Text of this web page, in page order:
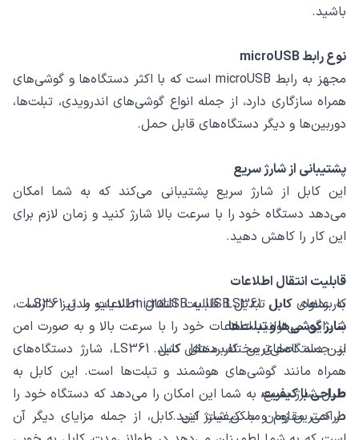
باشید.
نوع رابط microUSB
مجهز به رابط microUSB است که با اکثر دستگاه‌ها و گوشی‌های
همراه سازگاری دارد، از جمله انواع گوشی‌های اندرویدی، تبلت‌ها،
دوربین‌ها و دیگر دستگاه‌های قابل حمل.
پشتیبانی از شارژ سریع
این کابل از شارژ سریع پشتیبانی می‌کند که به شما امکان
می‌دهد دستگاه خود را با سرعت بالا شارژ کنید و زمان لازم برای
این کار را کاهش دهید.
قابلیت انتقال اطلاعات
به علاوه، کابل LS361 قابلیت انتقال اطلاعات را نیز داراست،
بنابراین می‌توانید اطلاعات خود را با سرعت بالا و به صورت امن
بین دستگاه‌های مختلف منتقل کنید.
طراحی با کیفیت
طراحی مقاوم و با کیفیت این کابل، از جمله مزایای دیگر آن
کاربردهای کابل تبدیل USB به microUSB الدینیو مدل LS361
شارژ گوشی‌ها و تبلت‌ها
از جمله اصلی‌ترین کاربردهای کابل LS361، شارژ دستگاه‌های
همراه مانند گوشی‌های هوشمند و تبلت‌ها است. این کابل به
دلیل شارژ سریع، به شما این امکان را می‌دهد که دستگاه خود را
در کمترین زمان ممکن شارژ کنید.